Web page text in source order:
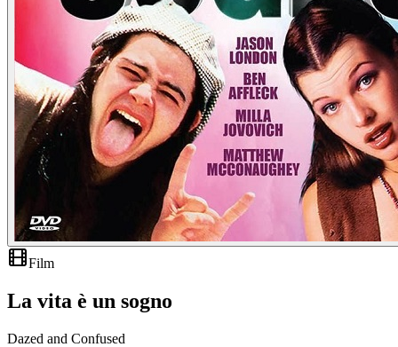
Film
La vita è un sogno
Dazed and Confused